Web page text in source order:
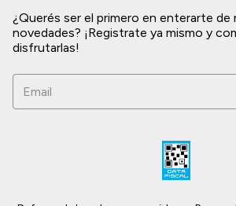
¿Querés ser el primero en enterarte de
novedades? ¡Registrate ya mismo y
disfrutarlas!